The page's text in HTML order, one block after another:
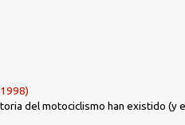
del motociclismo han existido (y